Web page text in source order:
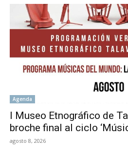
Agenda
l Museo Etnográfico de
broche final al ciclo
agosto 8, 2026